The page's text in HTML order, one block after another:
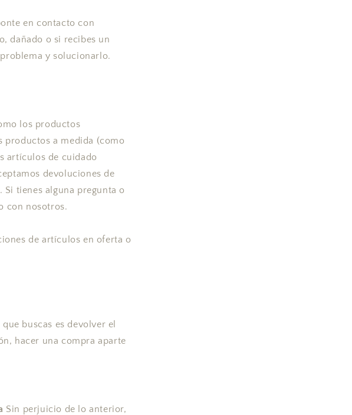
en contacto con
dañado o si recibes un
y solucionarlo.
los productos
productos a medida (como
artículos de cuidado
devoluciones de
tienes alguna pregunta o
con nosotros.
de artículos en oferta o
buscas es devolver el
hacer una compra aparte
Sin perjuicio de lo anterior,